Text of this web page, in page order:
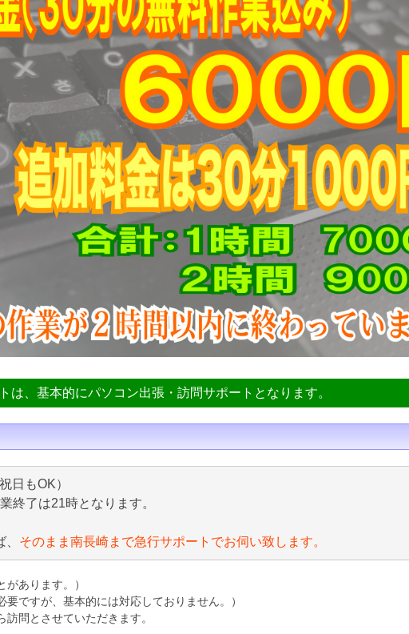
、基本的にパソコン出張・訪問サポートとなります。
日もOK）
終了は21時となります。
そのまま南長崎まで急行サポートでお伺い致します。
があります。）
要ですが、基本的には対応しておりません。）
問とさせていただきます。